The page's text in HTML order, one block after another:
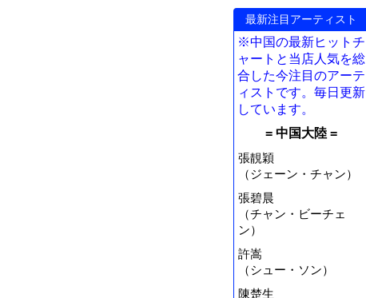
最新注目アーティスト
※中国の最新ヒットチ
ャートと当店人気を総
合した今注目のアーテ
ィストです。毎日更新
しています。
= 中国大陸 =
張靚穎
（ジェーン・チャン）
張碧晨
（チャン・ビーチェ
ン）
許嵩
（シュー・ソン）
陳楚生